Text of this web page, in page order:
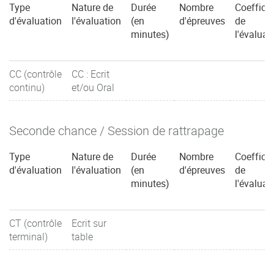
Type
d'évaluation
Nature de
l'évaluation
Durée
(en
minutes)
Nombre
d'épreuves
de
CC (contrôle
continu)
CC : Ecrit
et/ou Oral
Seconde chance / Session de rattrapage
Type
d'évaluation
Nature de
l'évaluation
Durée
(en
minutes)
Nombre
d'épreuves
de
CT (contrôle
terminal)
Ecrit sur
table